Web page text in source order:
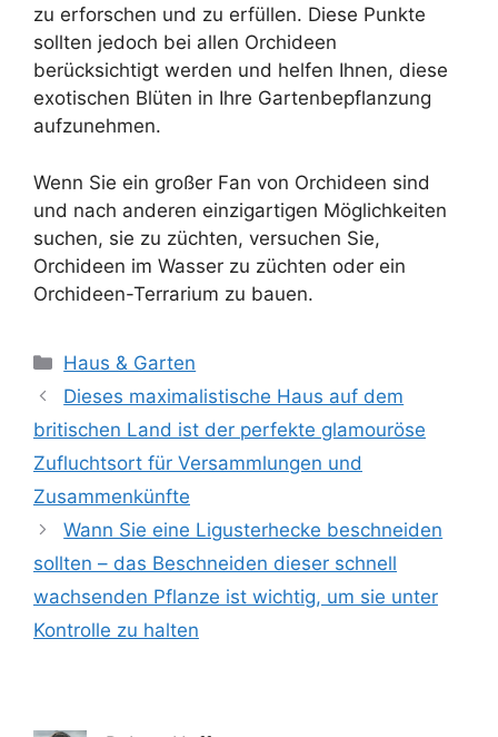
zu erforschen und zu erfüllen. Diese Punkte
sollten jedoch bei allen Orchideen
berücksichtigt werden und helfen Ihnen, diese
exotischen Blüten in Ihre Gartenbepflanzung
aufzunehmen.
Wenn Sie ein großer Fan von Orchideen sind
und nach anderen einzigartigen Möglichkeiten
suchen, sie zu züchten, versuchen Sie,
Orchideen im Wasser zu züchten oder ein
Orchideen-Terrarium zu bauen.
Kategorien
Haus & Garten
Dieses maximalistische Haus auf dem
britischen Land ist der perfekte glamouröse
Zufluchtsort für Versammlungen und
Zusammenkünfte
Wann Sie eine Ligusterhecke beschneiden
sollten – das Beschneiden dieser schnell
wachsenden Pflanze ist wichtig, um sie unter
Kontrolle zu halten